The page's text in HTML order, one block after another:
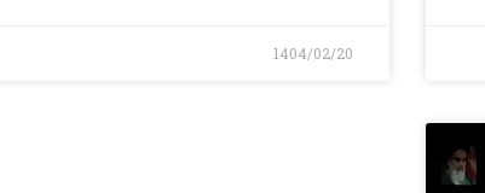
1404/02/20